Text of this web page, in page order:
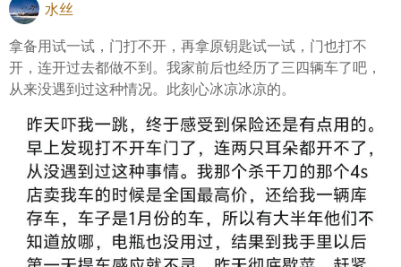
水丝
拿备用试一试，门打不开，再拿原钥匙试一试，门也打不
开，连开过去都做不到。我家前后也经历了三四辆车了吧，
从来没遇到过这种情况。此刻心冰凉冰凉的。